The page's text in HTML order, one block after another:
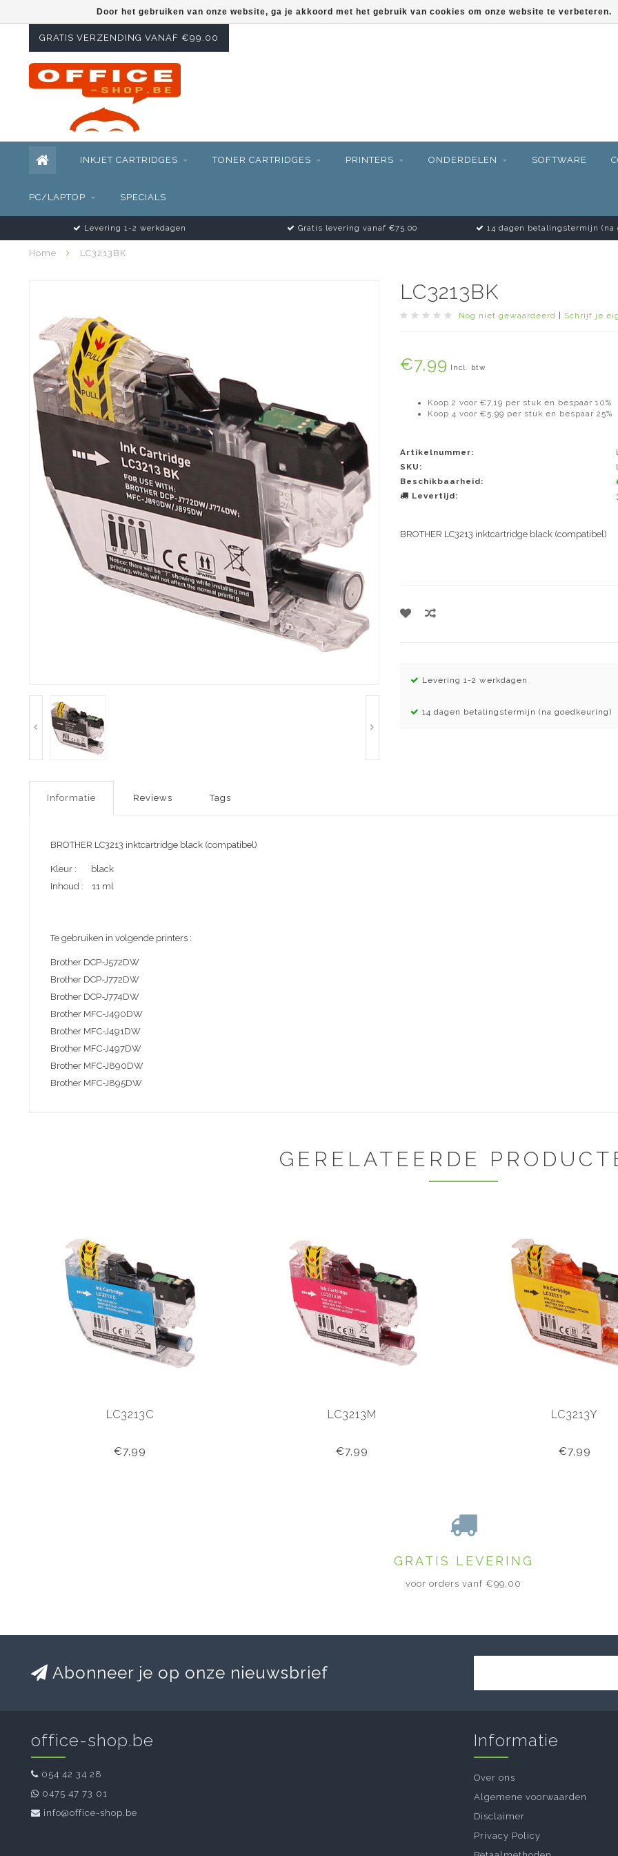
GRATIS VERZENDING VANAF €99.00
INKJET CARTRIDGES TONER CARTRIDGES PRINTERS ONDERDELEN SOFTWARE
PC/LAPTOP SPECIALS
Levering 1-2 werkdagen Gratis levering vanaf €75.00 14 dagen betalingstermijn (na
Home LC3213BK
LC3213BK
Nog niet gewaardeerd Schrijf je
€7,99 Incl. btw
Koop 2 voor €7,19 per stuk en bespaar 10%
Koop 4 voor €5,99 per stuk en bespaar 25%
Artikelnummer:
SKU:
Beschikbaarheid:
Levertijd:
BROTHER LC3213 inktcartridge black (compatibel)
Levering 1-2 werkdagen
14 dagen betalingstermijn (na goedkeuring)
Informatie Reviews Tags
BROTHER LC3213 inktcartridge black (compatibel)
Kleur : black
Inhoud : 11 ml
Te gebruiken in volgende printers :
Brother DCP-J572DW
Brother DCP-J772DW
Brother DCP-J774DW
Brother MFC-J490DW
Brother MFC-J491DW
Brother MFC-J497DW
Brother MFC-J890DW
Brother MFC-J895DW
GERELATEERDE
LC3213C
€7,99
LC3213M
€7,99
LC3213Y
€7,99
Door het gebruiken van onze website, ga je akkoord met het gebruik van cookies om onze website te verbeteren.
GRATIS LEVERING
voor orders vanf €99,00
Abonneer je op onze nieuwsbrief
office-shop.be
054 42 34 28
0475 47 73 01
info@office-shop.be
Informatie
Over ons
Algemene voorwaarden
Disclaimer
Privacy Policy